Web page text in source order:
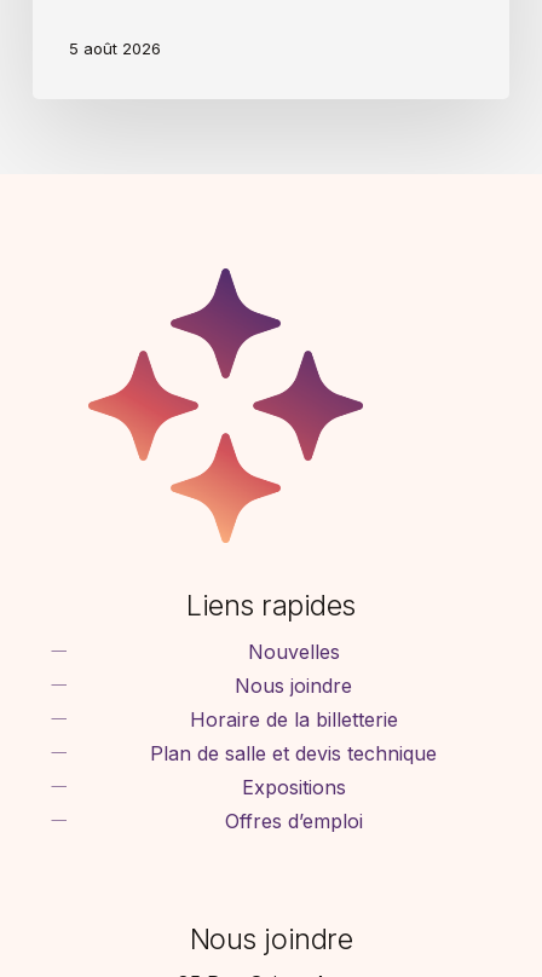
5 août 2026
Liens rapides
Nouvelles
Nous joindre
Horaire de la billetterie
Plan de salle et devis technique
Expositions
Offres d’emploi
Nous joindre